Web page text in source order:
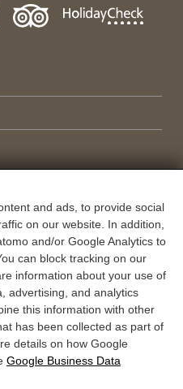
and ads, to provide social
on our website. In addition,
and/or Google Analytics to
can block tracking on our
information about your use of
advertising, and analytics
this information with other
has been collected as part of
details on how Google
Google Business Data